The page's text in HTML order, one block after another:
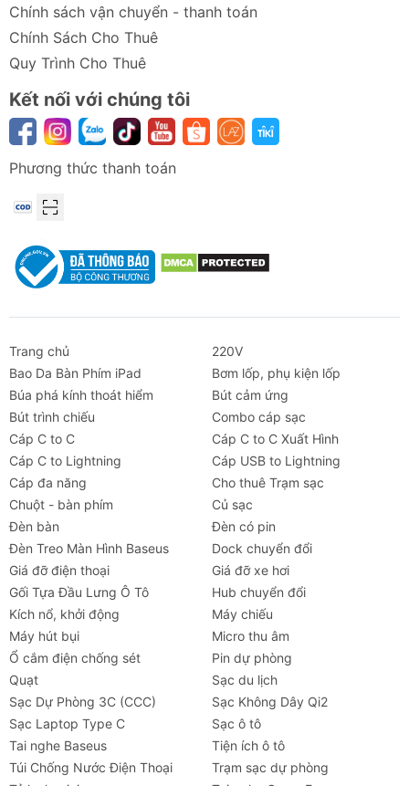
Chính sách vận chuyển - thanh toán
Chính Sách Cho Thuê
Quy Trình Cho Thuê
Kết nối với chúng tôi
Phương thức thanh toán
Trang chủ
220V
Bao Da Bàn Phím iPad
Bơm lốp, phụ kiện lốp
Búa phá kính thoát hiểm
Bút cảm ứng
Bút trình chiếu
Combo cáp sạc
Cáp C to C
Cáp C to C Xuất Hình
Cáp C to Lightning
Cáp USB to Lightning
Cáp đa năng
Cho thuê Trạm sạc
Chuột - bàn phím
Củ sạc
Đèn bàn
Đèn có pin
Đèn Treo Màn Hình Baseus
Dock chuyển đổi
Giá đỡ điện thoại
Giá đỡ xe hơi
Gối Tựa Đầu Lưng Ô Tô
Hub chuyển đổi
Kích nổ, khởi động
Máy chiếu
Máy hút bụi
Micro thu âm
Ổ cắm điện chống sét
Pin dự phòng
Quạt
Sạc du lịch
Sạc Dự Phòng 3C (CCC)
Sạc Không Dây Qi2
Sạc Laptop Type C
Sạc ô tô
Tai nghe Baseus
Tiện ích ô tô
Túi Chống Nước Điện Thoại
Trạm sạc dự phòng